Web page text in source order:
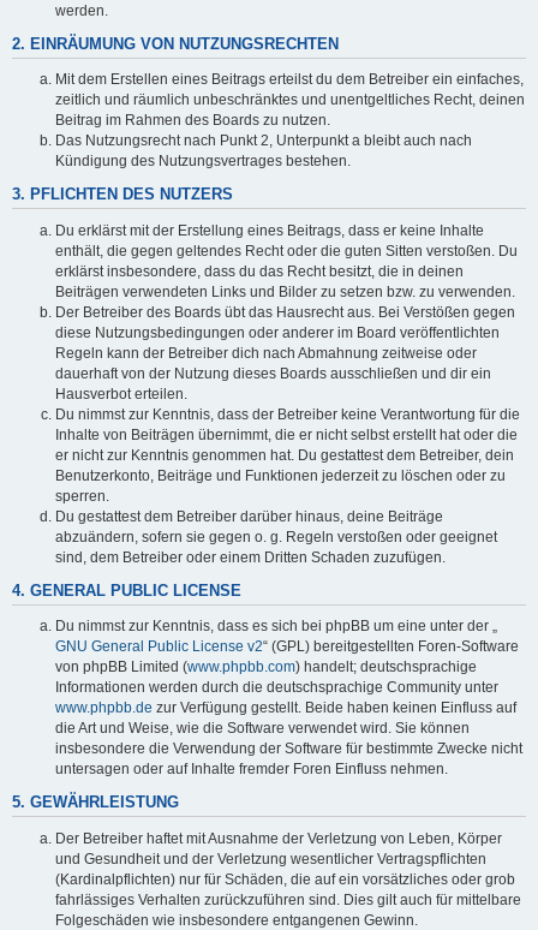
werden.
2. EINRÄUMUNG VON NUTZUNGSRECHTEN
Mit dem Erstellen eines Beitrags erteilst du dem Betreiber ein einfaches,
zeitlich und räumlich unbeschränktes und unentgeltliches Recht, deinen
Beitrag im Rahmen des Boards zu nutzen.
Das Nutzungsrecht nach Punkt 2, Unterpunkt a bleibt auch nach
Kündigung des Nutzungsvertrages bestehen.
3. PFLICHTEN DES NUTZERS
Du erklärst mit der Erstellung eines Beitrags, dass er keine Inhalte
enthält, die gegen geltendes Recht oder die guten Sitten verstoßen. Du
erklärst insbesondere, dass du das Recht besitzt, die in deinen
Beiträgen verwendeten Links und Bilder zu setzen bzw. zu verwenden.
Der Betreiber des Boards übt das Hausrecht aus. Bei Verstößen gegen
diese Nutzungsbedingungen oder anderer im Board veröffentlichten
Regeln kann der Betreiber dich nach Abmahnung zeitweise oder
dauerhaft von der Nutzung dieses Boards ausschließen und dir ein
Hausverbot erteilen.
Du nimmst zur Kenntnis, dass der Betreiber keine Verantwortung für die
Inhalte von Beiträgen übernimmt, die er nicht selbst erstellt hat oder die
er nicht zur Kenntnis genommen hat. Du gestattest dem Betreiber, dein
Benutzerkonto, Beiträge und Funktionen jederzeit zu löschen oder zu
sperren.
Du gestattest dem Betreiber darüber hinaus, deine Beiträge
abzuändern, sofern sie gegen o. g. Regeln verstoßen oder geeignet
sind, dem Betreiber oder einem Dritten Schaden zuzufügen.
4. GENERAL PUBLIC LICENSE
Du nimmst zur Kenntnis, dass es sich bei phpBB um eine unter der „
GNU General Public License v2“ (GPL) bereitgestellten Foren-Software
von phpBB Limited (www.phpbb.com) handelt; deutschsprachige
Informationen werden durch die deutschsprachige Community unter
www.phpbb.de zur Verfügung gestellt. Beide haben keinen Einfluss auf
die Art und Weise, wie die Software verwendet wird. Sie können
insbesondere die Verwendung der Software für bestimmte Zwecke nicht
untersagen oder auf Inhalte fremder Foren Einfluss nehmen.
5. GEWÄHRLEISTUNG
Der Betreiber haftet mit Ausnahme der Verletzung von Leben, Körper
und Gesundheit und der Verletzung wesentlicher Vertragspflichten
(Kardinalpflichten) nur für Schäden, die auf ein vorsätzliches oder grob
fahrlässiges Verhalten zurückzuführen sind. Dies gilt auch für mittelbare
Folgeschäden wie insbesondere entgangenen Gewinn.